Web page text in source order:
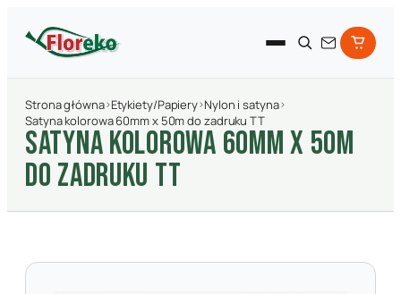
Strona główna›Etykiety/Papiery›Nylon i satyna›
Satyna kolorowa 60mm x 50m do zadruku TT
SATYNA KOLOROWA 60MM X 50M
DO ZADRUKU TT